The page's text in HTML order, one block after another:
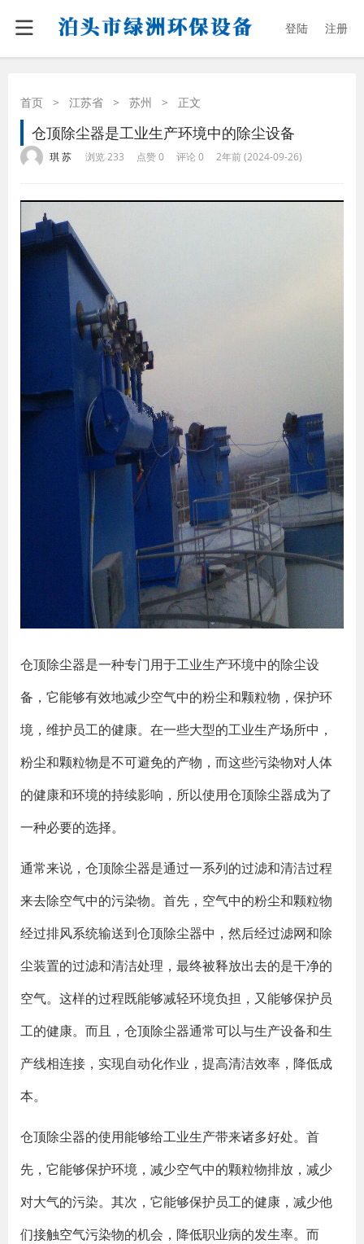
登陆 注册
首页 > 江苏省 > 苏州 > 正文
仓顶除尘器是工业生产环境中的除尘设备
琪 苏 浏览 233 点赞 0 评论 0 2年前 (2024-09-26)
仓顶除尘器是一种专门用于工业生产环境中的除尘设
备，它能够有效地减少空气中的粉尘和颗粒物，保护环
境，维护员工的健康。在一些大型的工业生产场所中，
粉尘和颗粒物是不可避免的产物，而这些污染物对人体
的健康和环境的持续影响，所以使用仓顶除尘器成为了
一种必要的选择。
通常来说，仓顶除尘器是通过一系列的过滤和清洁过程
来去除空气中的污染物。首先，空气中的粉尘和颗粒物
经过排风系统输送到仓顶除尘器中，然后经过滤网和除
尘装置的过滤和清洁处理，最终被释放出去的是干净的
空气。这样的过程既能够减轻环境负担，又能够保护员
工的健康。而且，仓顶除尘器通常可以与生产设备和生
产线相连接，实现自动化作业，提高清洁效率，降低成
本。
仓顶除尘器的使用能够给工业生产带来诸多好处。首
先，它能够保护环境，减少空气中的颗粒物排放，减少
对大气的污染。其次，它能够保护员工的健康，减少他
们接触空气污染物的机会，降低职业病的发生率。而